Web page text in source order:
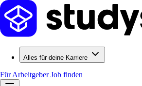
Alles für deine Karriere
Für ArbeitgeberJob finden